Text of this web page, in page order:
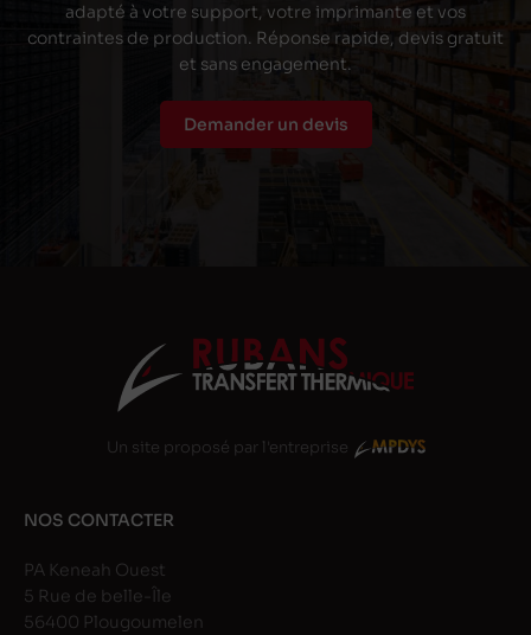
adapté à votre support, votre imprimante et vos
contraintes de production. Réponse rapide, devis gratuit
et sans engagement.
Demander un devis
Un site proposé par l'entreprise
NOS CONTACTER
PA Keneah Ouest
5 Rue de belle-Île
56400 Plougoumelen